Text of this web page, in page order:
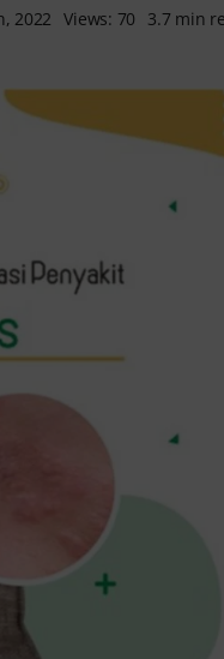
2022 Views: 70 3.7 min